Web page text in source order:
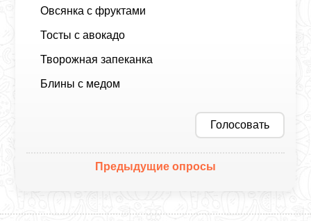
Овсянка с фруктами
Тосты с авокадо
Творожная запеканка
Блины с медом
Голосовать
Предыдущие опросы